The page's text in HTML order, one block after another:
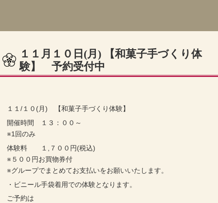
１１月１０日(月) 【和菓子手づくり体
験】 予約受付中
１１/１０(月) 【和菓子手づくり体験】
開催時間 １３：００～
※1回のみ
体験料 １,７００円(税込)
※５００円お買物券付
※グループでまとめてお支払いをお願いいたします。
・ビニール手袋着用での体験となります。
ご予約は